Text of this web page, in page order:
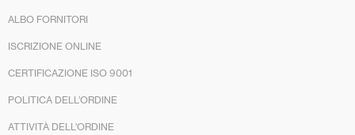
ALBO FORNITORI
ISCRIZIONE ONLINE
CERTIFICAZIONE ISO 9001
POLITICA DELL’ORDINE
ATTIVITÀ DELL’ORDINE